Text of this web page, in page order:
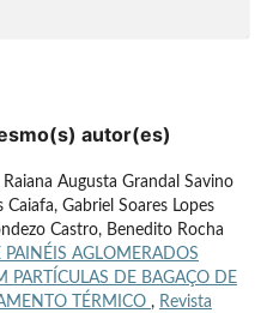
autor(es)
Augusta Grandal Savino
Caiafa, Gabriel Soares Lopes
Castro, Benedito Rocha
PAINÉIS AGLOMERADOS
PARTÍCULAS DE BAGAÇO DE
TÉRMICO , Revista